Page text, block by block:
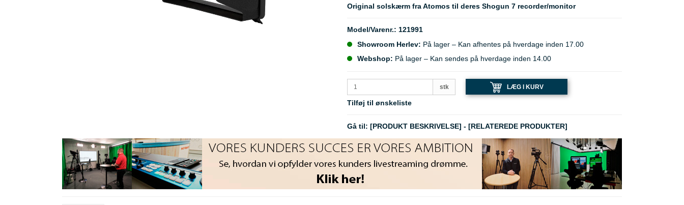
Original solskærm fra Atomos til deres Shogun 7 recorder/monitor
Model/Varenr.: 121991
Showroom Herlev: På lager – Kan afhentes på hverdage inden 17.00
Webshop: På lager – Kan sendes på hverdage inden 14.00
stk LÆG I KURV
Tilføj til ønskeliste
Gå til: [PRODUKT BESKRIVELSE] - [RELATEREDE PRODUKTER]